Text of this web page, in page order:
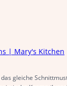
| Mary's Kitchen
gleiche